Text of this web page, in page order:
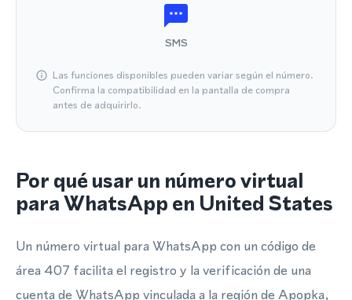
SMS
Las funciones disponibles pueden variar según el número.
Confirma la compatibilidad en la pantalla de compra
antes de adquirirlo.
Por qué usar un número virtual
para WhatsApp en United States
Un número virtual para WhatsApp con un código de
área 407 facilita el registro y la verificación de una
cuenta de WhatsApp vinculada a la región de Apopka,